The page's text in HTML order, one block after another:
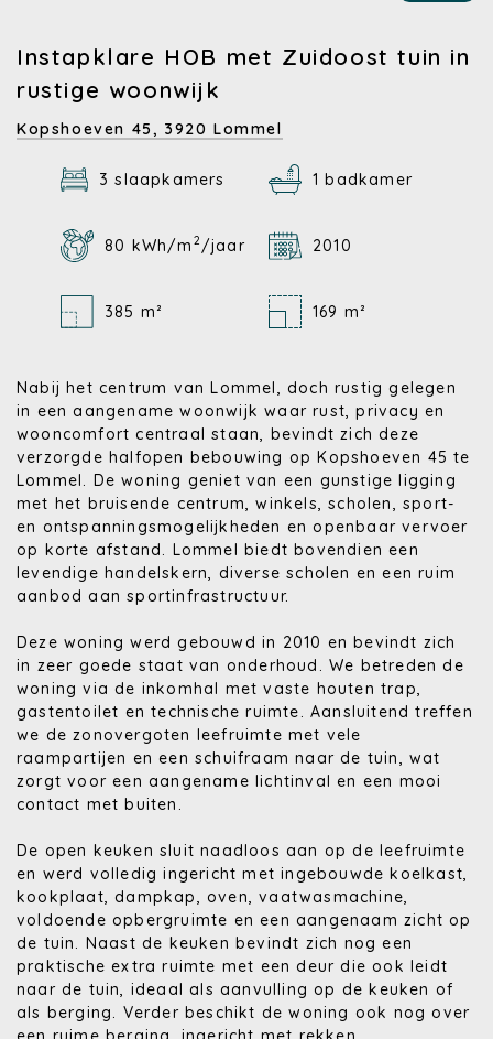
Instapklare HOB met Zuidoost tuin in
rustige woonwijk
Kopshoeven 45, 3920 Lommel
3 slaapkamers 1 badkamer
80 kWh/m 2 /jaar 2010
385 m² 169 m²
Nabij het centrum van Lommel, doch rustig gelegen
in een aangename woonwijk waar rust, privacy en
wooncomfort centraal staan, bevindt zich deze
verzorgde halfopen bebouwing op Kopshoeven 45 te
Lommel. De woning geniet van een gunstige ligging
met het bruisende centrum, winkels, scholen, sport-
en ontspanningsmogelijkheden en openbaar vervoer
op korte afstand. Lommel biedt bovendien een
levendige handelskern, diverse scholen en een ruim
aanbod aan sportinfrastructuur.
Deze woning werd gebouwd in 2010 en bevindt zich
in zeer goede staat van onderhoud. We betreden de
woning via de inkomhal met vaste houten trap,
gastentoilet en technische ruimte. Aansluitend treffen
we de zonovergoten leefruimte met vele
raampartijen en een schuifraam naar de tuin, wat
zorgt voor een aangename lichtinval en een mooi
contact met buiten.
De open keuken sluit naadloos aan op de leefruimte
en werd volledig ingericht met ingebouwde koelkast,
kookplaat, dampkap, oven, vaatwasmachine,
voldoende opbergruimte en een aangenaam zicht op
de tuin. Naast de keuken bevindt zich nog een
praktische extra ruimte met een deur die ook leidt
naar de tuin, ideaal als aanvulling op de keuken of
als berging. Verder beschikt de woning ook nog over